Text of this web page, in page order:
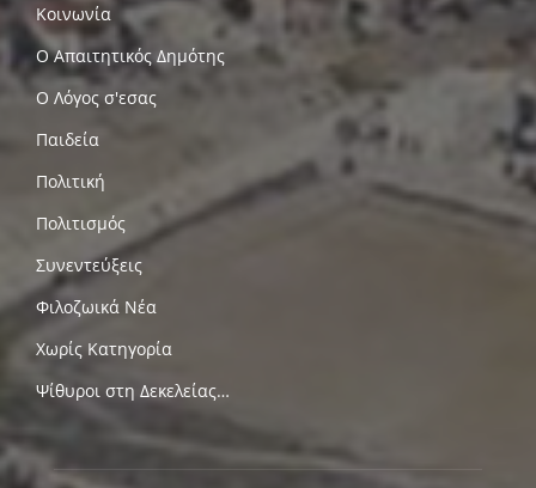
Κοινωνία
Ο Απαιτητικός Δημότης
Ο Λόγος σ'εσας
Παιδεία
Πολιτική
Πολιτισμός
Συνεντεύξεις
Φιλοζωικά Νέα
Χωρίς Κατηγορία
Ψίθυροι στη Δεκελείας…